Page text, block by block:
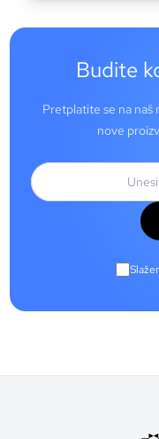
Budite
Pretplatite se na naš
nove